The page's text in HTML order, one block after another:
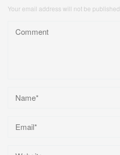
Your email address will not be published.